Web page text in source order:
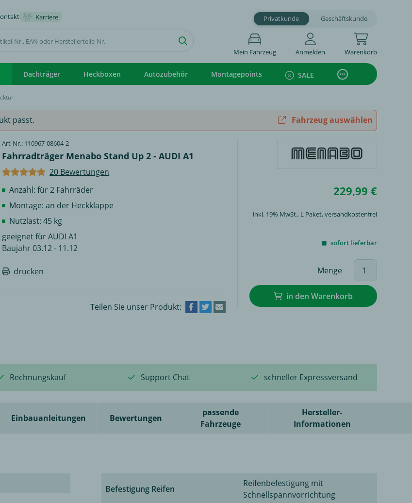
Karriere Privatkunde Geschäftskunde
Mein Fahrzeug Anmelden Warenkorb
Dachträger Heckboxen Autozubehör Montagepoints SALE
passt. Fahrzeug auswählen
Art-Nr.: 110967-08604-2
Fahrradträger Menabo Stand Up 2 - AUDI A1
20 Bewertungen
Anzahl: für 2 Fahrräder
Montage: an der Heckklappe
Nutzlast: 45 kg
geeignet für AUDI A1
Baujahr 03.12 - 11.12
drucken
Teilen Sie unser Produkt:
229,99 €
inkl. 19% MwSt., L Paket, versandkostenfrei
sofort lieferbar
Menge
in den Warenkorb
Rechnungskauf Support Chat schneller Expressversand
Einbauanleitungen Bewertungen
passende
Fahrzeuge
Hersteller-
Informationen
Befestigung Reifen
Reifenbefestigung mit
Schnellspannvorrichtung